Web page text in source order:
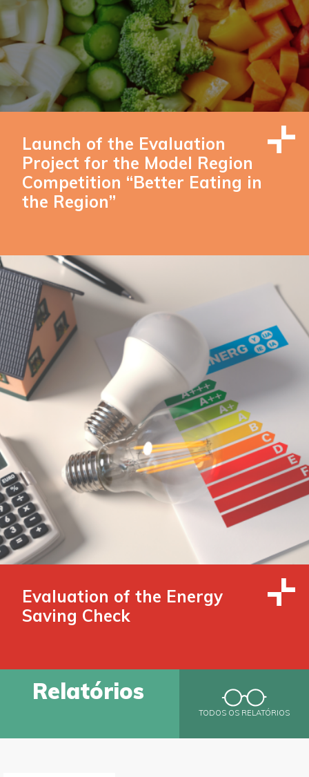
Launch of the Evaluation
Project for the Model Region
Competition “Better Eating in
the Region”
Evaluation of the Energy
Saving Check
Relatórios
TODOS OS RELATÓRIOS